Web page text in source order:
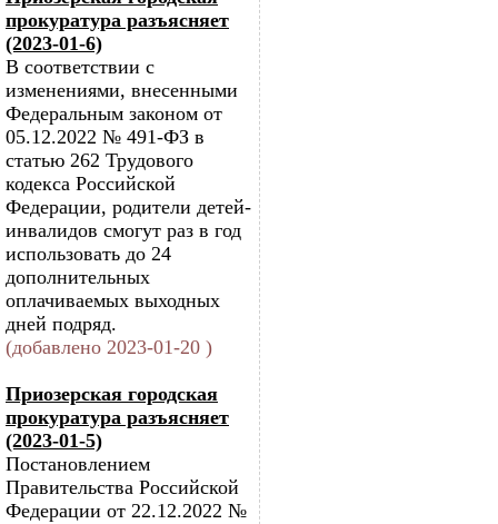
прокуратура разъясняет
(2023-01-6)
В соответствии с
изменениями, внесенными
Федеральным законом от
05.12.2022 № 491-ФЗ в
статью 262 Трудового
кодекса Российской
Федерации, родители детей-
инвалидов смогут раз в год
использовать до 24
дополнительных
оплачиваемых выходных
дней подряд.
(добавлено 2023-01-20 )
Приозерская городская
прокуратура разъясняет
(2023-01-5)
Постановлением
Правительства Российской
Федерации от 22.12.2022 №